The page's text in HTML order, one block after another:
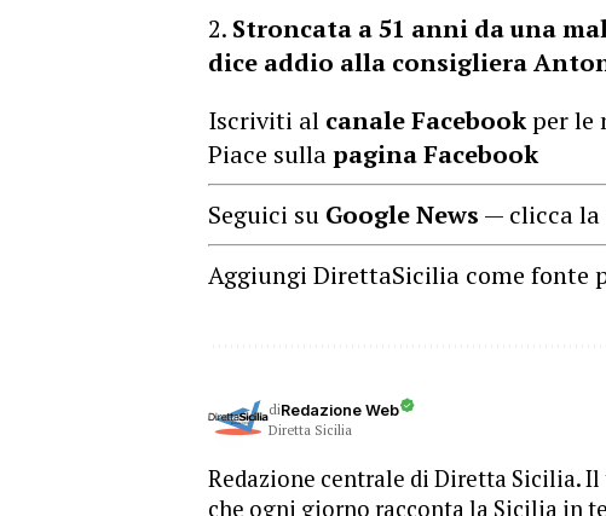
Stroncata a 51 anni da una
dice addio alla consigliera
Iscriviti al canale Facebookper le
Piace sullapagina Facebook
Seguici su Google News — clicca
Aggiungi DirettaSicilia come fonte
diRedazione Web
Diretta Sicilia
Redazione centrale di Diretta Sicilia.
che ogni giorno racconta la Sicilia in